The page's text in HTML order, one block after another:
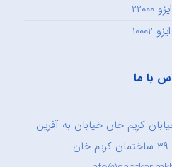
ایزو ۲۲۰۰۰
ایزو ۱۰۰۰۲
با ما
کریم خان خیابان به آفرین